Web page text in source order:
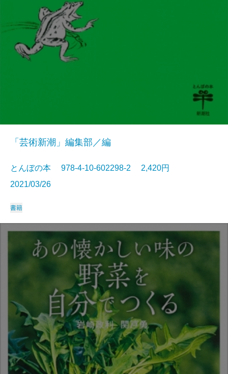
「芸術新潮」編集部／編
とんぼの本 978-4-10-602298-2 2,420円
2021/03/26
書籍